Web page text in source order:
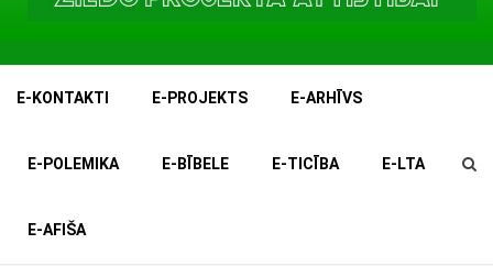
E-KONTAKTI E-PROJEKTS E-ARHĪVS
E-POLEMIKA E-BĪBELE E-TICĪBA E-LTA
E-AFIŠA